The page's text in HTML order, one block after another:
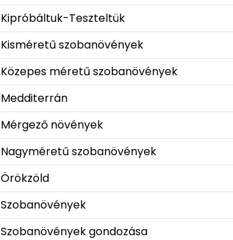
Kipróbáltuk-Teszteltük
Kisméretű szobanövények
Közepes méretű szobanövények
Medditerrán
Mérgező növények
Nagyméretű szobanövények
Örökzöld
Szobanövények
Szobanövények gondozása